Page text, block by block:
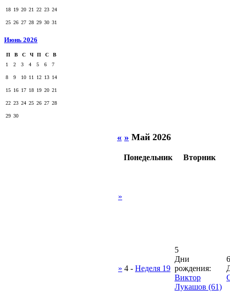
18 19 20 21 22 23 24
25 26 27 28 29 30 31
Июнь 2026
П В С Ч П С
В
1
2 3 4 5 6 7
8 9 10 11 12 13 14
15 16 17 18 19 20 21
22 23 24 25 26 27 28
29 30
« » Май 2026
Понедельник Вторник
»
» 4 - Неделя 19
5
Дни
рождения:
Виктор
Лукашов (61)
6